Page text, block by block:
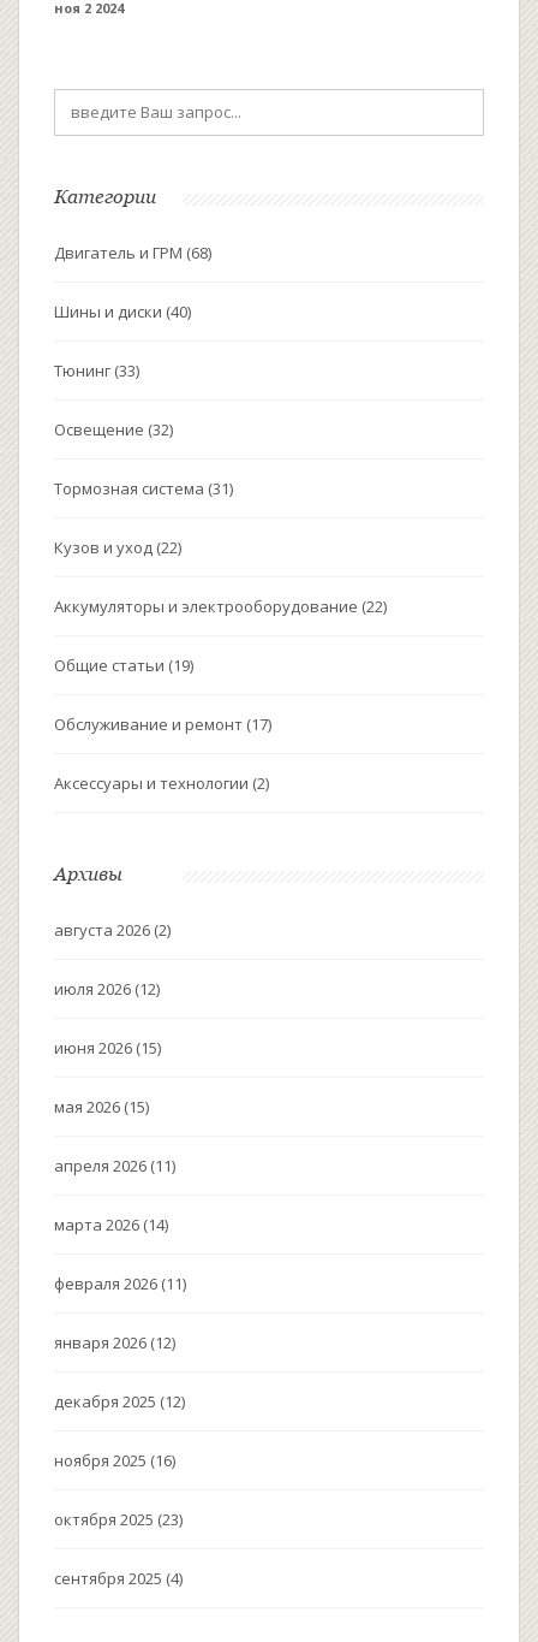
срока службы двигателя. Речь идет о правильном
минимизировать износ и сэкономить на ремонте.
ноя 2 2024
Категории
Двигатель и ГРМ (68)
Шины и диски (40)
Тюнинг (33)
Освещение (32)
Тормозная система (31)
Кузов и уход (22)
Аккумуляторы и электрооборудование (22)
Общие статьи (19)
Обслуживание и ремонт (17)
Аксессуары и технологии (2)
Архивы
августа 2026 (2)
июля 2026 (12)
июня 2026 (15)
мая 2026 (15)
апреля 2026 (11)
марта 2026 (14)
февраля 2026 (11)
января 2026 (12)
декабря 2025 (12)
ноября 2025 (16)
октября 2025 (23)
сентября 2025 (4)